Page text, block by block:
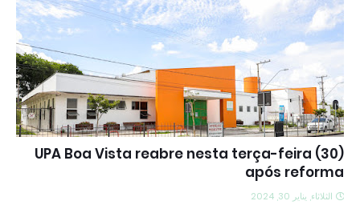
UPA Boa Vista reabre nesta terça-feira (30)
após reforma
الثلاثاء, يناير 30, 2024